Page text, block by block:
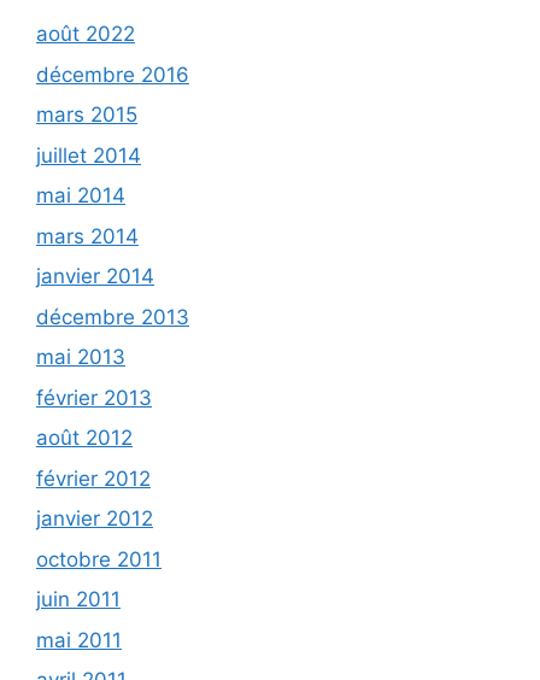
août 2022
décembre 2016
mars 2015
juillet 2014
mai 2014
mars 2014
janvier 2014
décembre 2013
mai 2013
février 2013
août 2012
février 2012
janvier 2012
octobre 2011
juin 2011
mai 2011